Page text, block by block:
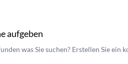
aufgeben
was Sie suchen? Erstellen Sie ein